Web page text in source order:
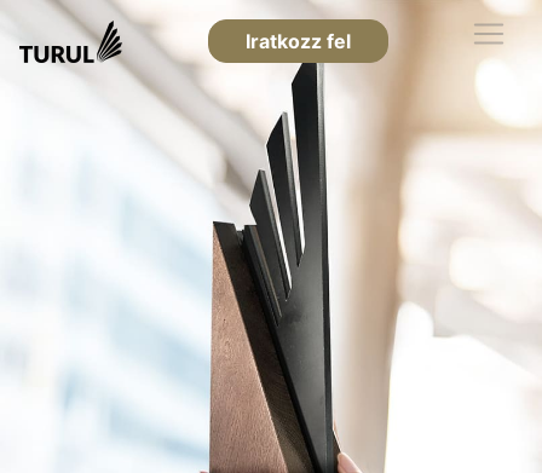
Iratkozz fel